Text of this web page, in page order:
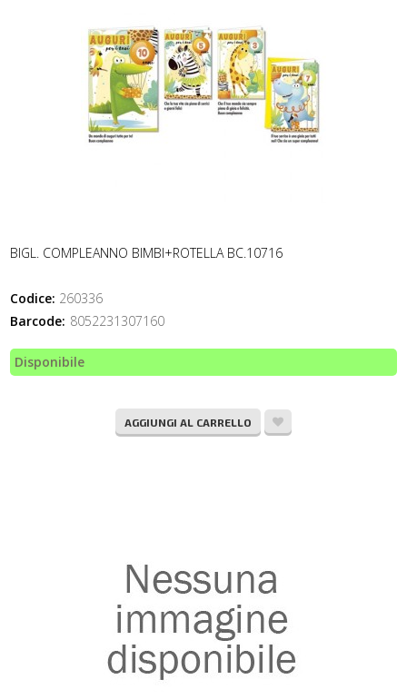
BIGL. COMPLEANNO BIMBI+ROTELLA BC.10716
Codice: 260336
Barcode: 8052231307160
Disponibile
AGGIUNGI AL CARRELLO